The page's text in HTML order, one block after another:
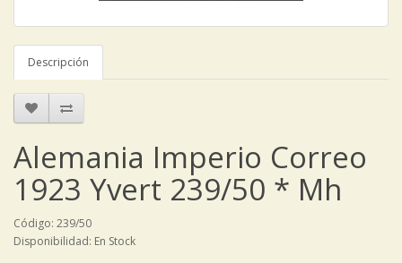
Descripción
Alemania Imperio Correo
1923 Yvert 239/50 * Mh
Código: 239/50
Disponibilidad: En Stock